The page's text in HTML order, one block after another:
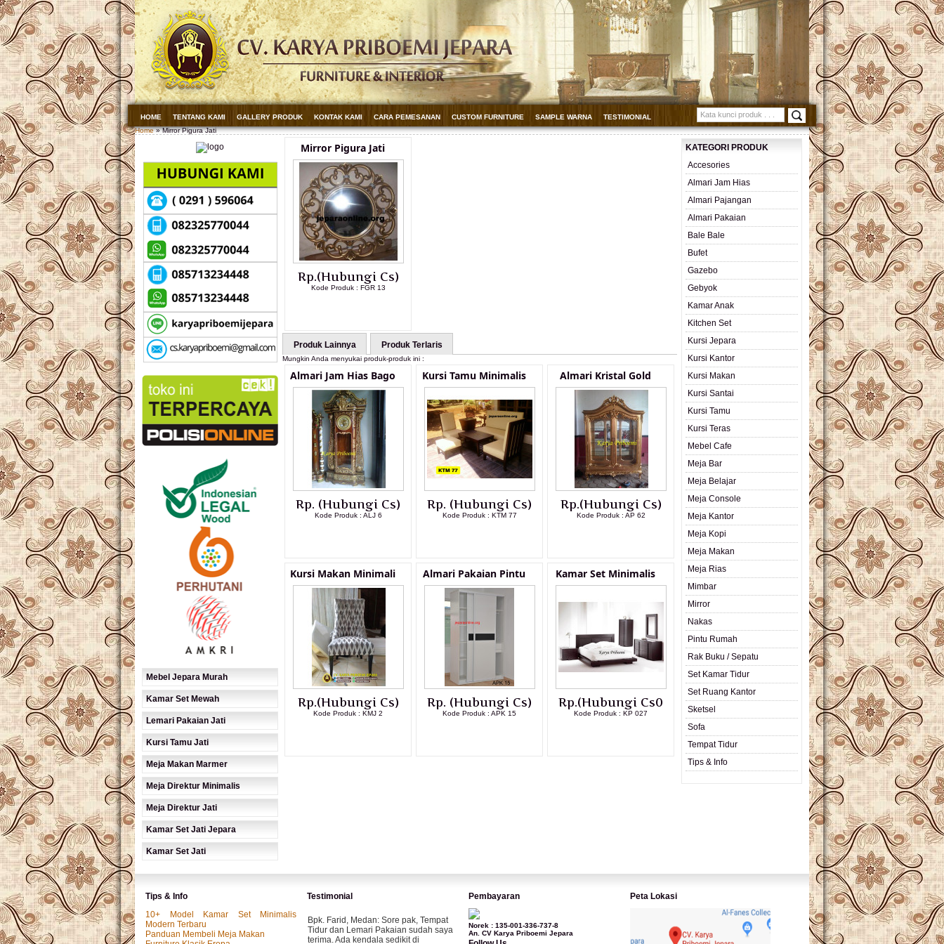
HOME TENTANG KAMI GALLERY PRODUK KONTAK KAMI CARA PEMESANAN CUSTOM FURNITURE SAMPLE WARNA
TESTIMONIAL
Home» Mirror Pigura Jati
Mebel Jepara Murah
Kamar Set Mewah
Lemari Pakaian Jati
Kursi Tamu Jati
Meja Makan Marmer
Meja Direktur Minimalis
Meja Direktur Jati
Kamar Set Jati Jepara
Kamar Set Jati
Mirror Pigura Jati
Rp.(Hubungi Cs)
Kode Produk : FGR 13
Produk Lainnya Produk Terlaris
Mungkin Anda menyukai produk-produk ini :
Almari Jam Hias Bago
Rp. (Hubungi Cs)
Kode Produk : ALJ 6
Kursi Tamu Minimalis
Rp. (Hubungi Cs)
Kode Produk : KTM 77
Almari Kristal Gold
Rp.(Hubungi Cs)
Kode Produk : AP 62
Kursi Makan Minimali
Rp.(Hubungi Cs)
Kode Produk : KMJ 2
Almari Pakaian Pintu
Rp. (Hubungi Cs)
Kode Produk : APK 15
Kamar Set Minimalis
Rp.(Hubungi Cs0
Kode Produk : KP 027
KATEGORI PRODUK
Accesories
Almari Jam Hias
Almari Pajangan
Almari Pakaian
Bale Bale
Bufet
Gazebo
Gebyok
Kamar Anak
Kitchen Set
Kursi Jepara
Kursi Kantor
Kursi Makan
Kursi Santai
Kursi Tamu
Kursi Teras
Mebel Cafe
Meja Bar
Meja Belajar
Meja Console
Meja Kantor
Meja Kopi
Meja Makan
Meja Rias
Mimbar
Mirror
Nakas
Pintu Rumah
Rak Buku / Sepatu
Set Kamar Tidur
Set Ruang Kantor
Sketsel
Sofa
Tempat Tidur
Tips & Info
Tips & Info
10+ Model Kamar Set Minimalis
Modern Terbaru
Panduan Membeli Meja Makan
Testimonial
Bpk. Farid, Medan: Sore pak, Tempat
Tidur dan Lemari Pakaian sudah saya
terima. Ada kendala sedikit di
Pembayaran
Norek : 135-001-336-737-8
An. CV Karya Priboemi Jepara
Peta Lokasi